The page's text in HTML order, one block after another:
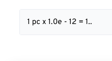
1 pc x 1.0e - 12 = 1..